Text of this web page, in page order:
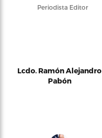
Periodista Editor
Lcdo. Ramón Alejandro
Pabón